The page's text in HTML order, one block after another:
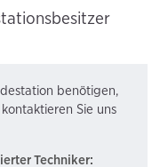
benötigen,
Sie uns
Techniker: